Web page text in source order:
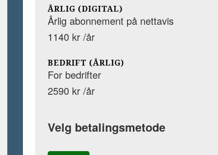
ÅRLIG (DIGITAL)
Årlig abonnement på nettavis
1140 kr /år
BEDRIFT (ÅRLIG)
For bedrifter
2590 kr /år
Velg betalingsmetode